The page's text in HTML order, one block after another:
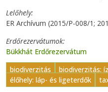
Lelőhely
ER Archívum (2015/P-008/1;
Erdőrezervátumok
Bükkhát Erdőrezervátum
biodiverzitás
biodiverzitás:
élőhely: láp- és ligeterdők